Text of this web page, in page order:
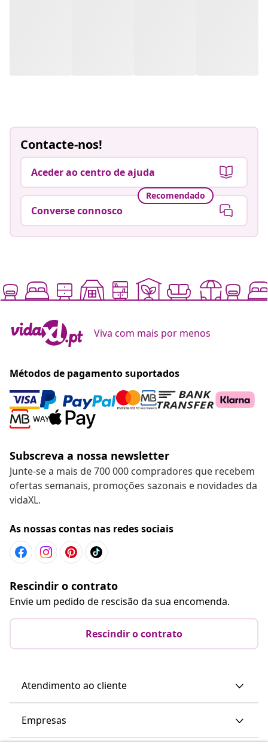
Contacte-nos!
Aceder ao centro de ajuda
Recomendado
Converse connosco
Viva com mais por menos
Métodos de pagamento suportados
Subscreva a nossa newsletter
Junte-se a mais de 700 000 compradores que recebem
ofertas semanais, promoções sazonais e novidades da
vidaXL.
As nossas contas nas redes sociais
Rescindir o contrato
Envie um pedido de rescisão da sua encomenda.
Rescindir o contrato
Atendimento ao cliente
Empresas